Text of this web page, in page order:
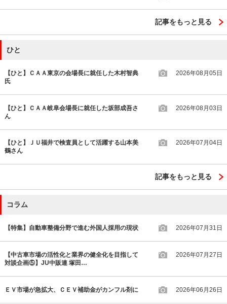
記事をもっと見る
ひと
【ひと】ＣＡＡ東京の会場長に就任した木村智典
氏
2026年08月05日
【ひと】ＣＡＡ岐阜会場長に就任した坂部成吾さ
ん
2026年08月03日
【ひと】ＪＵ福井で検査員として活躍する山本美
鶴さん
2026年07月04日
記事をもっと見る
コラム
【特集】自動車整備分野で進む外国人採用の現状 2026年07月31日
【中古車市場の活性化と業界の健全化を目指して
対談企画⑤】JU中販連 塚田…
2026年07月27日
ＥＶ市場が急拡大、ＣＥＶ補助金がカンフル剤に 2026年06月26日